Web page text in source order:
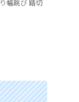
幅跳び 踏切